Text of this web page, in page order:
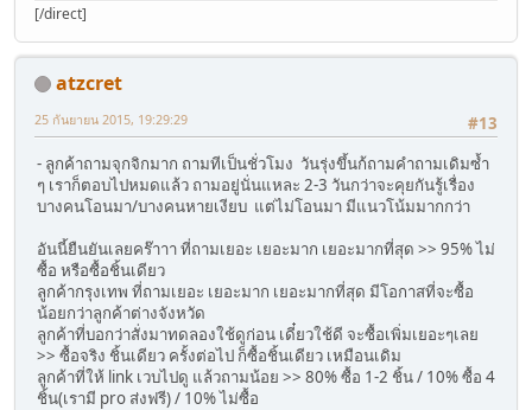
[/direct]
atzcret
#13
25 กันยายน 2015, 19:29:29
- ลูกค้าถามจุกจิกมาก ถามทีเป็นชั่วโมง วันรุ่งขึ้นก้ถามคำถามเดิมซ้ำ
ๆ เราก็ตอบไปหมดแล้ว ถามอยู่นั่นแหละ 2-3 วันกว่าจะคุยกันรู้เรื่อง
บางคนโอนมา/บางคนหายเงียบ แต่ไม่โอนมา มีแนวโน้มมากกว่า
อันนี้ยืนยันเลยคร๊าาา ที่ถามเยอะ เยอะมาก เยอะมากที่สุด >> 95% ไม่
ซื้อ หรือซื้อชิ้นเดียว
ลูกค้ากรุงเทพ ที่ถามเยอะ เยอะมาก เยอะมากที่สุด มีโอกาสที่จะซื้อ
น้อยกว่าลูกค้าต่างจังหวัด
ลูกค้าที่บอกว่าสั่งมาทดลองใช้ดูก่อน เดี๋ยวใช้ดี จะซื้อเพิ่มเยอะๆเลย
>> ซื้อจริง ชิ้นเดียว ครั้งต่อไป ก็ซื้อชิ้นเดียว เหมือนเดิม
ลูกค้าที่ให้ link เวบไปดู แล้วถามน้อย >> 80% ซื้อ 1-2 ชิ้น / 10% ซื้อ 4
ชิ้น(เรามี pro ส่งฟรี) / 10% ไม่ซื้อ